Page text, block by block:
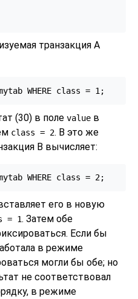
транзакция A
(30) в поле value в
class = 2. В это же
B вычисляет:
его в новую
= 1. Затем обе
Если бы
в режиме
могли бы обе; но
не соответствовал
в режиме